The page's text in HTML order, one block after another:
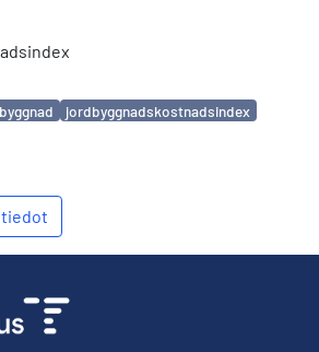
jordbyggnadskostnadsindex